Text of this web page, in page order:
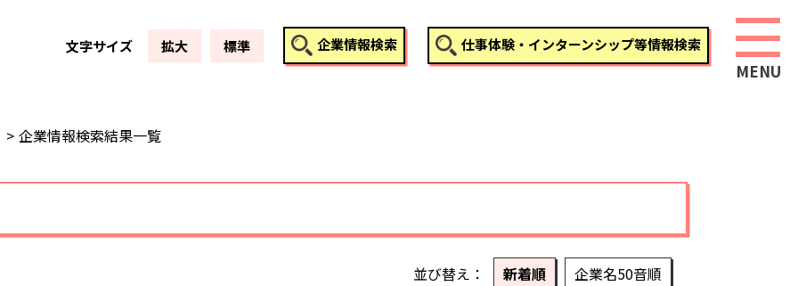
文字サイズ 拡大 標準 企業情報検索 仕事体験・インターンシップ等情報検索
企業情報検索結果一覧
並び替え 新着順 企業名50音順